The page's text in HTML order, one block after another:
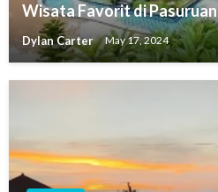
Wisata Favorit di Pasuruan
Dylan Carter May 17, 2024